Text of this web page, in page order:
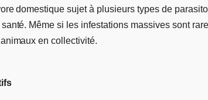
domestique sujet à plusieurs types de
Même si les infestations massives sont
en collectivité.